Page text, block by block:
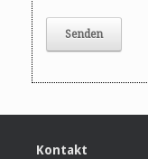
Kontakt